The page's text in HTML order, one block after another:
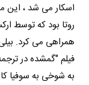
اسکار می شد ، این
روتا بود که توسط
همراهی می کرد.
فیلم "گمشده در
به شوخی به سوفیا